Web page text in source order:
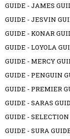
GUIDE - JAMES
GUIDE - JESVIN
GUIDE - KONAR
GUIDE - LOYOLA
GUIDE - MERCY
GUIDE - PENGUIN
GUIDE - PREMIER
GUIDE - SARAS
GUIDE -
GUIDE - SURA